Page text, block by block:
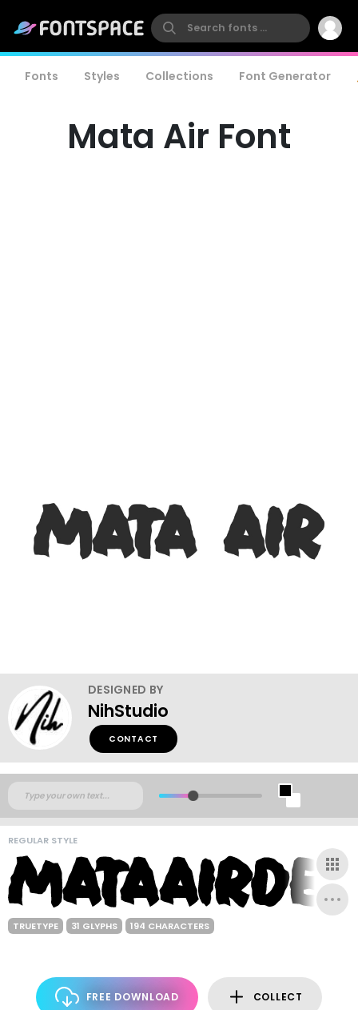
Fonts Styles Collections Font Generator
Mata Air Font
DESIGNED BY
NihStudio
CONTACT
REGULAR STYLE
TRUETYPE 31 GLYPHS 194 CHARACTERS
FREE DOWNLOAD COLLECT